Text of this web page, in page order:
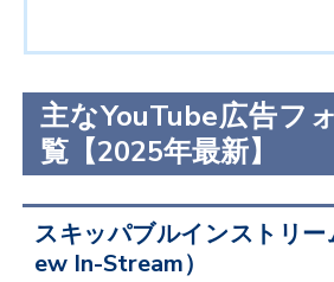
主なYouTube広告フ
覧【2025年最新】
スキッパブルインストリー
ew In-Stream）